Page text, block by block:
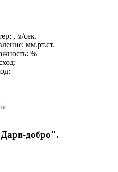
, м/сек.
мм.рт.ст.
%
добро".